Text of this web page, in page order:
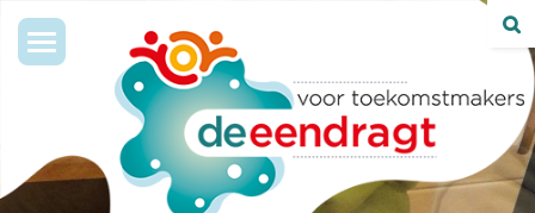
Toggle
navigation